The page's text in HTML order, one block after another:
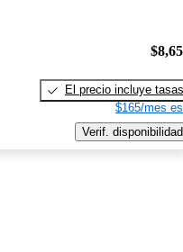
El precio incluye tasas
$165/mes
Verif. disponibilidad